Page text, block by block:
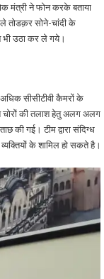
मंत्री ने फोन करके बताया
तोडक़र सोने-चांदी के
भी उठा कर ले गये।
सीसीटीवी कैमरों के
चोरों की तलाश हेतु अलग अलग
की गई। टीम द्वारा संदिग्ध
व्यक्तियों के शामिल हो सकते है।